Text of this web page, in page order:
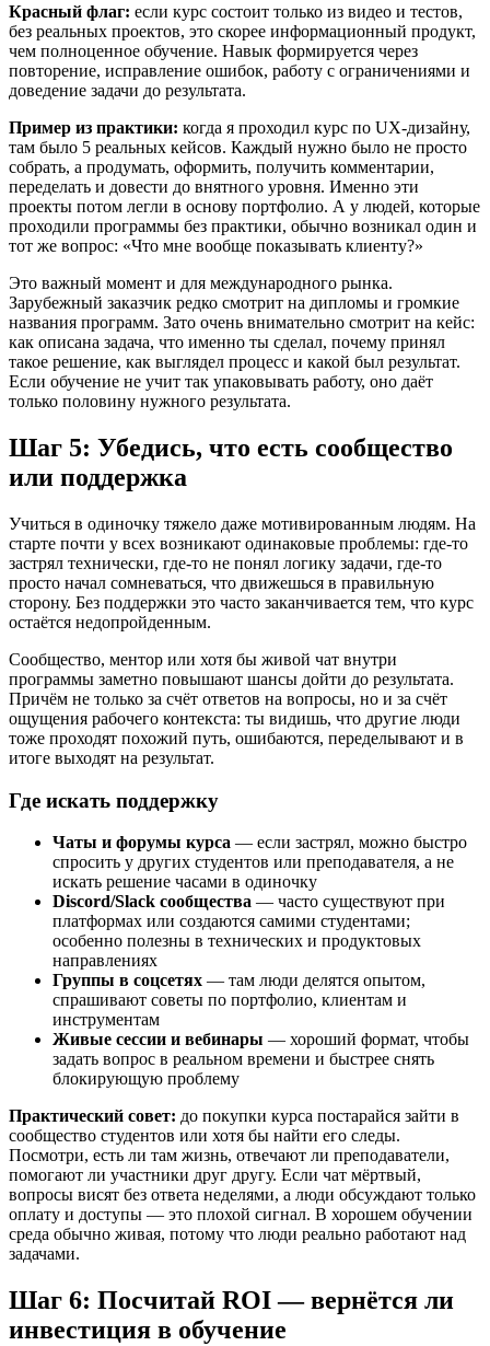
Красный флаг: если курс состоит только из видео и тестов,
без реальных проектов, это скорее информационный продукт,
чем полноценное обучение. Навык формируется через
повторение, исправление ошибок, работу с ограничениями и
доведение задачи до результата.
Пример из практики: когда я проходил курс по UX-дизайну,
там было 5 реальных кейсов. Каждый нужно было не просто
собрать, а продумать, оформить, получить комментарии,
переделать и довести до внятного уровня. Именно эти
проекты потом легли в основу портфолио. А у людей, которые
проходили программы без практики, обычно возникал один и
тот же вопрос: «Что мне вообще показывать клиенту?»
Это важный момент и для международного рынка.
Зарубежный заказчик редко смотрит на дипломы и громкие
названия программ. Зато очень внимательно смотрит на кейс:
как описана задача, что именно ты сделал, почему принял
такое решение, как выглядел процесс и какой был результат.
Если обучение не учит так упаковывать работу, оно даёт
только половину нужного результата.
Шаг 5: Убедись, что есть сообщество
или поддержка
Учиться в одиночку тяжело даже мотивированным людям. На
старте почти у всех возникают одинаковые проблемы: где-то
застрял технически, где-то не понял логику задачи, где-то
просто начал сомневаться, что движешься в правильную
сторону. Без поддержки это часто заканчивается тем, что курс
остаётся недопройденным.
Сообщество, ментор или хотя бы живой чат внутри
программы заметно повышают шансы дойти до результата.
Причём не только за счёт ответов на вопросы, но и за счёт
ощущения рабочего контекста: ты видишь, что другие люди
тоже проходят похожий путь, ошибаются, переделывают и в
итоге выходят на результат.
Где искать поддержку
Чаты и форумы курса — если застрял, можно быстро
спросить у других студентов или преподавателя, а не
искать решение часами в одиночку
Discord/Slack сообщества — часто существуют при
платформах или создаются самими студентами;
особенно полезны в технических и продуктовых
направлениях
Группы в соцсетях — там люди делятся опытом,
спрашивают советы по портфолио, клиентам и
инструментам
Живые сессии и вебинары — хороший формат, чтобы
задать вопрос в реальном времени и быстрее снять
блокирующую проблему
Практический совет: до покупки курса постарайся зайти в
сообщество студентов или хотя бы найти его следы.
Посмотри, есть ли там жизнь, отвечают ли преподаватели,
помогают ли участники друг другу. Если чат мёртвый,
вопросы висят без ответа неделями, а люди обсуждают только
оплату и доступы — это плохой сигнал. В хорошем обучении
среда обычно живая, потому что люди реально работают над
задачами.
Шаг 6: Посчитай ROI — вернётся ли
инвестиция в обучение